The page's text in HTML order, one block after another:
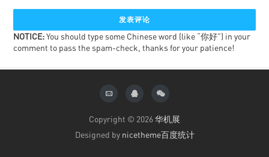
NOTICE:You should type some Chinese word (like “你好”) in your
comment to pass the spam-check, thanks for your patience!
Copyright © 2026华机展
Designed by nicetheme百度统计